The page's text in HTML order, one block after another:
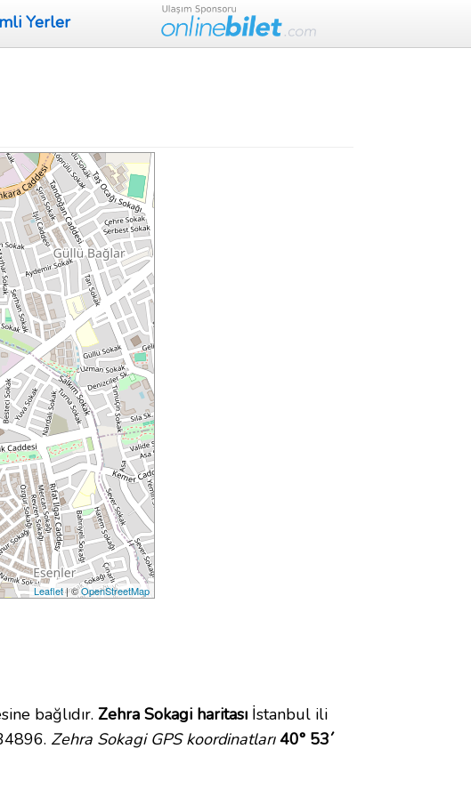
Yerler
Leaflet| ©OpenStreetMap
bağlıdır. Zehra Sokagi haritası İstanbul ili
Zehra Sokagi GPS koordinatları 40° 53´